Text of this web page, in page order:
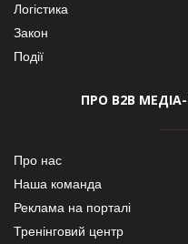
Логістика
Закон
Події
ПРО В2В МЕДІА-
Про нас
Наша команда
Реклама на порталі
Тренінговий центр